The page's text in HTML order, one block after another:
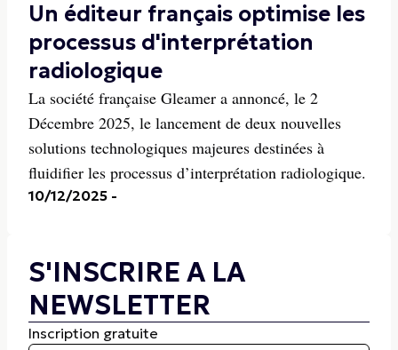
Un éditeur français optimise les
processus d'interprétation
radiologique
La société française Gleamer a annoncé, le 2
Décembre 2025, le lancement de deux nouvelles
solutions technologiques majeures destinées à
fluidifier les processus d’interprétation radiologique.
10/12/2025 -
S'INSCRIRE A LA
NEWSLETTER
Inscription gratuite